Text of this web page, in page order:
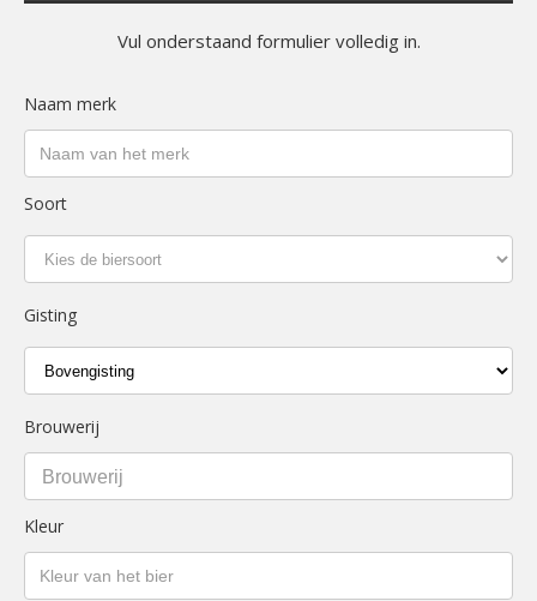
Vul onderstaand formulier volledig in.
Naam merk
Soort
Gisting
Brouwerij
Brouwerij
Kleur